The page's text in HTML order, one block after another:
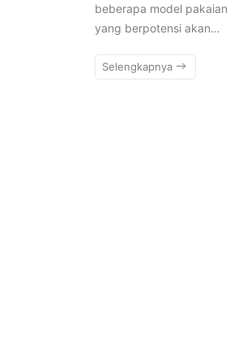
beberapa model
yang berpotensi akan…
Selengkapnya